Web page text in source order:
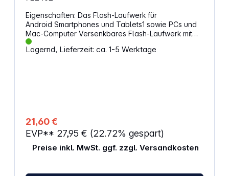
Eigenschaften: Das Flash-Laufwerk für
Android Smartphones und Tablets1 sowie PCs und
Mac-Computer Versenkbares Flash-Laufwerk mit
Doppelanschluss für USB Type-C und USB Typ A
Geräte Übertragen Sie Ihre Fotos, Videos, Musik
Type-C Anschluss und OTG-(On-The-
Go-)Unterstützung.
Lagernd, Lieferzeit: ca. 1-5 Werktage
21,60 €
EVP** 27,95 € (22.72% gespart)
Preise inkl. MwSt. ggf. zzgl. Versandkosten